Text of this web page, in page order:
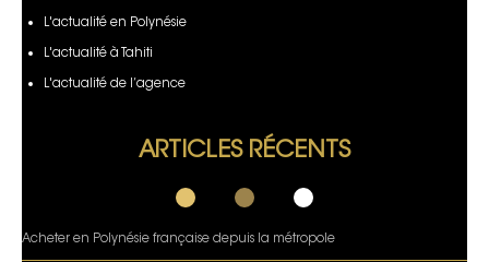
L'actualité en Polynésie
L'actualité à Tahiti
L'actualité de l’agence
ARTICLES RÉCENTS
Acheter en Polynésie française depuis la métropole